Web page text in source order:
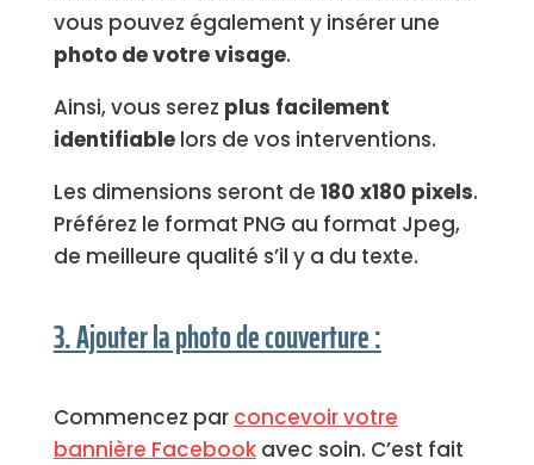
vous pouvez également y insérer une
photo de votre visage.
Ainsi, vous serez plus facilement
identifiablelors de vos interventions.
Les dimensions seront de 180 x180 pixels.
Préférez le format PNG au format Jpeg,
de meilleure qualité s’il y a du texte.
3. Ajouter la photo de couverture :
Commencez par concevoir votre
bannière Facebookavec soin. C’est fait